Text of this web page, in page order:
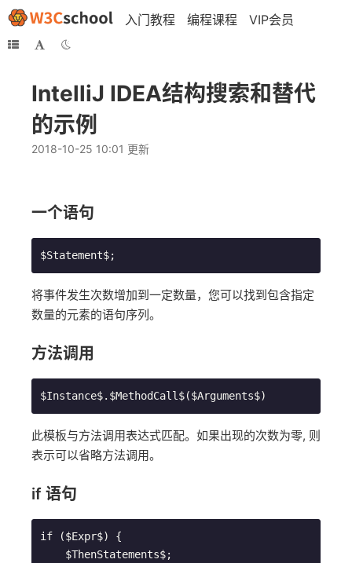
入门教程 编程课程 VIP会员
IntelliJ IDEA结构搜索和替代
的示例
2018-10-25 10:01 更新
一个语句
$Statement$;
将事件发生次数增加到一定数量，您可以找到包含指定
数量的元素的语句序列。
方法调用
$Instance$.$MethodCall$($Arguments$)
此模板与方法调用表达式匹配。如果出现的次数为零, 则
表示可以省略方法调用。
if 语句
if ($Expr$) {